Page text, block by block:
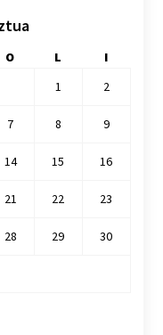
O L
I
1
2
7 8 9
14 15 16
21 22 23
28 29 30